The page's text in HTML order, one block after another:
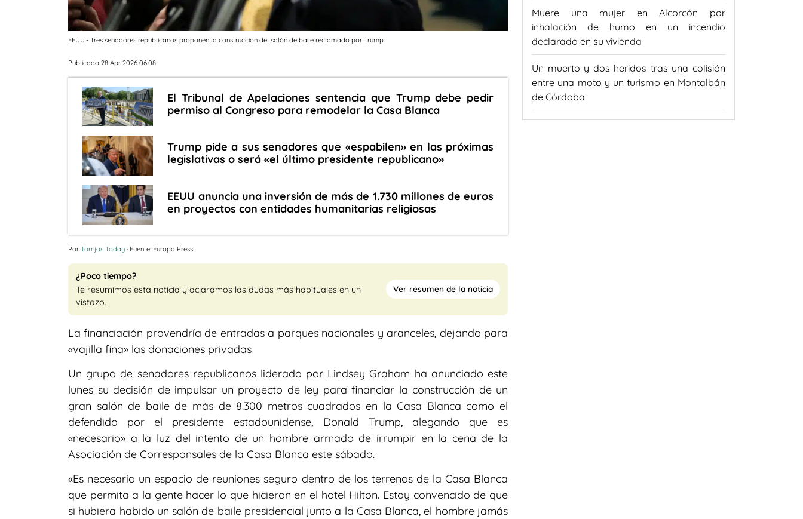
EEUU.- Tres senadores republicanos proponen la construcción del salón de baile reclamado por Trump
Publicado 28 Apr 2026 06:08
El Tribunal de Apelaciones sentencia que Trump debe pedir
permiso al Congreso para remodelar la Casa Blanca
Trump pide a sus senadores que «espabilen» en las próximas
legislativas o será «el último presidente republicano»
EEUU anuncia una inversión de más de 1.730 millones de euros
en proyectos con entidades humanitarias religiosas
Por Torrijos Today · Fuente: Europa Press
¿Poco tiempo?
Te resumimos esta noticia y aclaramos las dudas más habituales en un
vistazo.
Ver resumen de la noticia
La financiación provendría de entradas a parques nacionales y aranceles, dejando para
«vajilla fina» las donaciones privadas
Un grupo de senadores republicanos liderado por Lindsey Graham ha anunciado este
lunes su decisión de impulsar un proyecto de ley para financiar la construcción de un
gran salón de baile de más de 8.300 metros cuadrados en la Casa Blanca como el
defendido por el presidente estadounidense, Donald Trump, alegando que es
«necesario» a la luz del intento de un hombre armado de irrumpir en la cena de la
Asociación de Corresponsales de la Casa Blanca este sábado.
«Es necesario un espacio de reuniones seguro dentro de los terrenos de la Casa Blanca
que permita a la gente hacer lo que hicieron en el hotel Hilton. Estoy convencido de que
si hubiera habido un salón de baile presidencial junto a la Casa Blanca, el hombre jamás
Muere una mujer en Alcorcón por
inhalación de humo en un incendio
declarado en su vivienda
Un muerto y dos heridos tras una colisión
entre una moto y un turismo en Montalbán
de Córdoba